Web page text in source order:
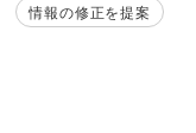
情報の修正を提案